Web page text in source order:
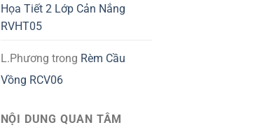
Họa Tiết 2 Lớp Cản Nắng
RVHT05
L.Phương trong Rèm Cầu
Vồng RCV06
NỘI DUNG QUAN TÂM